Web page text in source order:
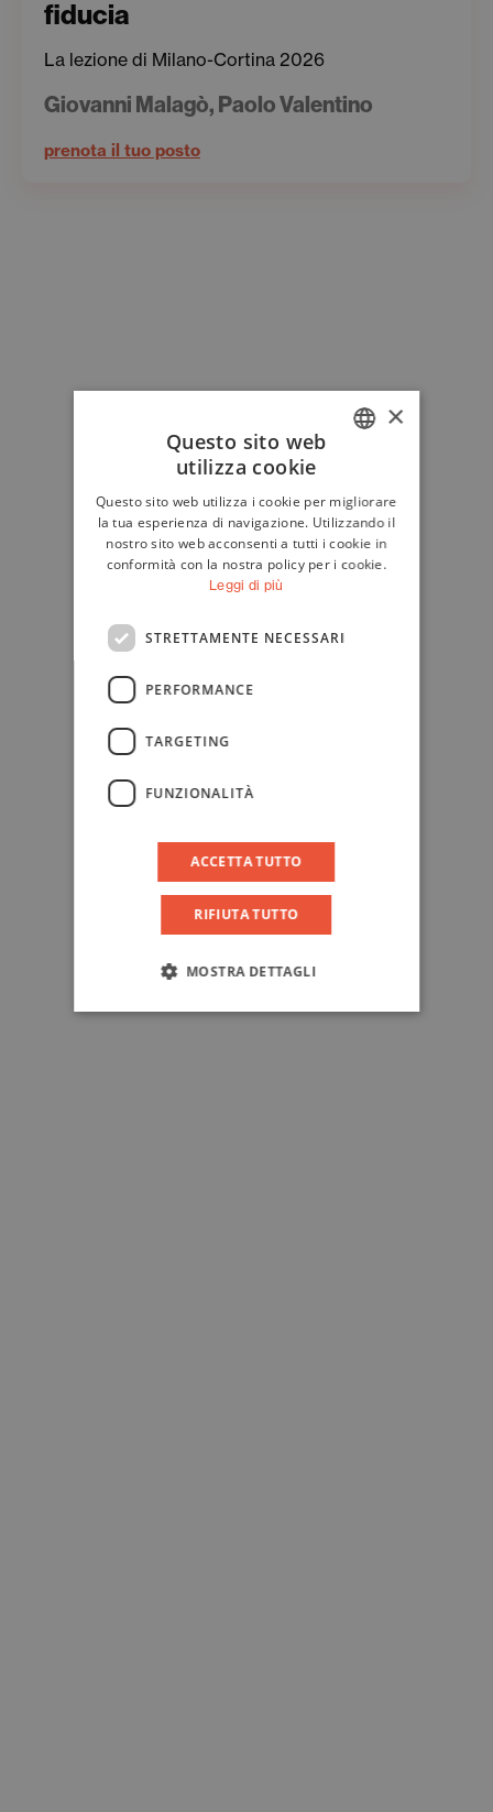
fiducia
La lezione di Milano-Cortina 2026
Giovanni Malagò, Paolo Valentino
prenota il tuo posto
ENGLISH
×
Questo sito web
utilizza cookie
Questo sito web utilizza i cookie per migliorare
la tua esperienza di navigazione. Utilizzando il
nostro sito web acconsenti a tutti i cookie in
conformità con la nostra policy per i cookie.
Leggi di più
STRETTAMENTE NECESSARI
PERFORMANCE
TARGETING
FUNZIONALITÀ
ACCETTA TUTTO
RIFIUTA TUTTO
MOSTRA DETTAGLI